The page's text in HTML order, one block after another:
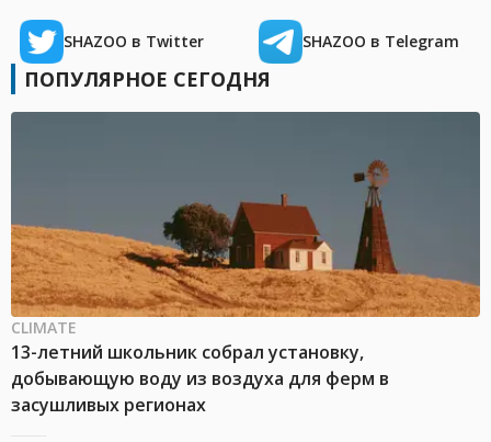
SHAZOO в Twitter SHAZOO в Telegram
ПОПУЛЯРНОЕ СЕГОДНЯ
CLIMATE
13-летний школьник собрал установку,
добывающую воду из воздуха для ферм в
засушливых регионах